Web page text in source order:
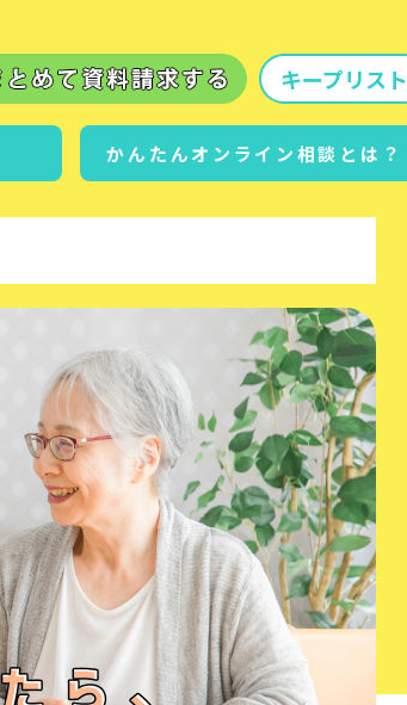
キープリスト
かんたんオンライン相談とは？